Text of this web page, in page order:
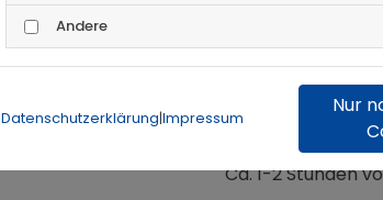
Beispiel: Eine 70-
Optimale
Vor dem
Ca. 1-2 Stunden
Andere
Datenschutzerklärung|Impressum
Nur